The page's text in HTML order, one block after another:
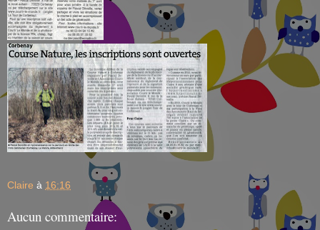
Claire à 16:16
Aucun commentaire: